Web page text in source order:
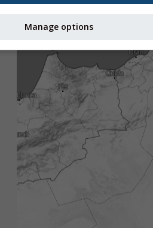
Manage options